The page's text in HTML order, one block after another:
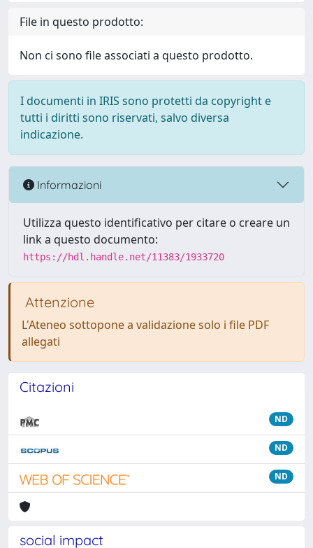
File in questo prodotto:
Non ci sono file associati a questo prodotto.
I documenti in IRIS sono protetti da copyright e
tutti i diritti sono riservati, salvo diversa
indicazione.
Informazioni
Utilizza questo identificativo per citare o creare un
link a questo documento:
https://hdl.handle.net/11383/1933720
Attenzione
L'Ateneo sottopone a validazione solo i file PDF
allegati
Citazioni
ND
ND
ND
social impact